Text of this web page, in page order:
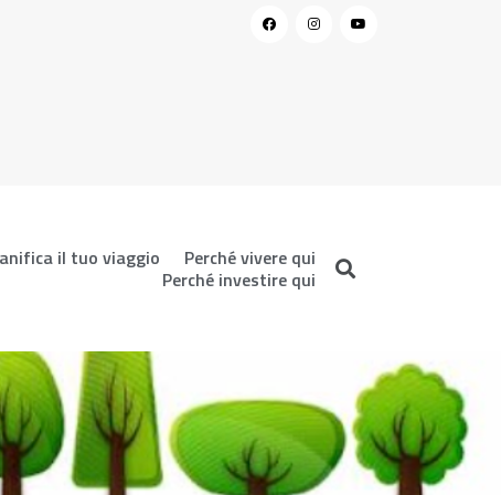
il tuo viaggio
Perché vivere qui
Perché investire qui